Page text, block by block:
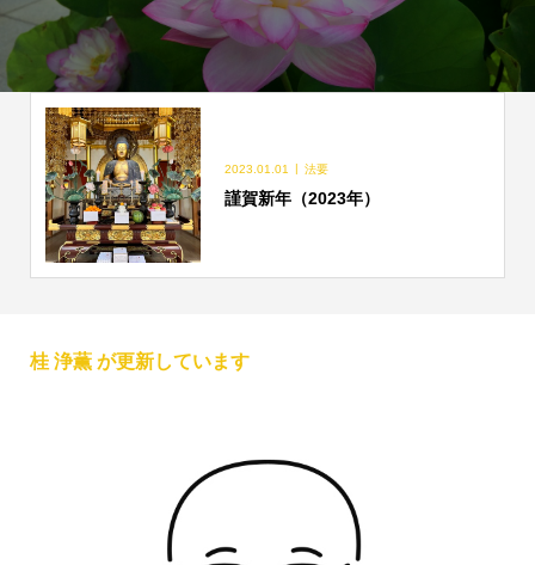
2023.01.01 法要
謹賀新年（2023年）
桂 浄薫 が更新しています